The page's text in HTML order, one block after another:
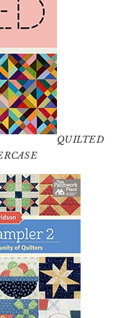
QUILTED